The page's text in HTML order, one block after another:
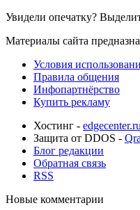
Увидели опечатку?
Материалы сайта
Условия
Правила общения
Инфопартнёрство
Купить рекламу
Хостинг - edgecenter.ru
Защита от DDOS -
Блог редакции
Обратная связь
RSS
Новые комментарии